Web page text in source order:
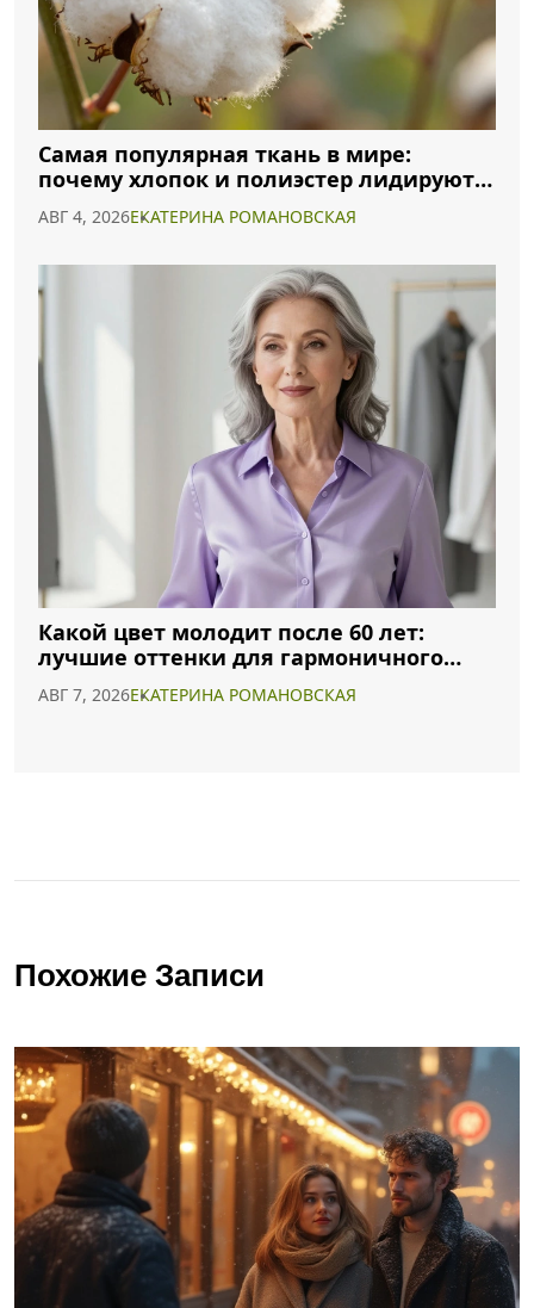
Самая популярная ткань в мире:
почему хлопок и полиэстер лидируют в
АВГ 4, 2026ЕКАТЕРИНА РОМАНОВСКАЯ
Какой цвет молодит после 60 лет:
лучшие оттенки для гармоничного
АВГ 7, 2026ЕКАТЕРИНА РОМАНОВСКАЯ
Похожие Записи